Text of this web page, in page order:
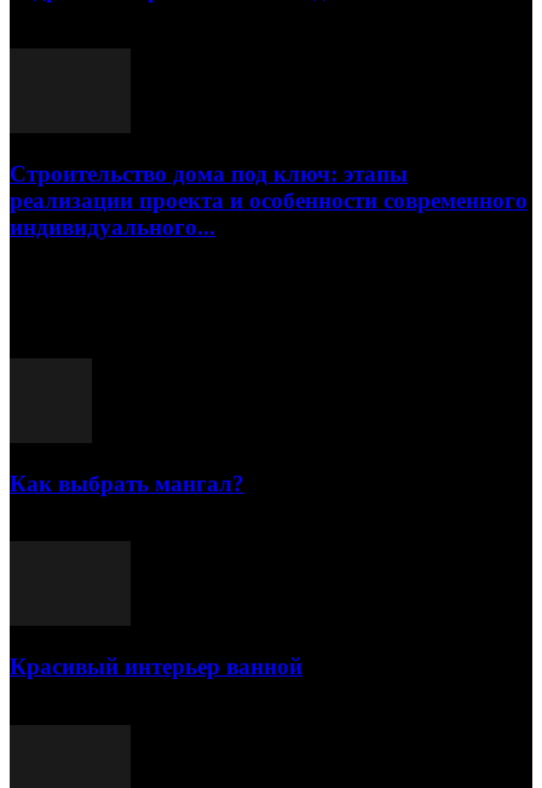
Строительство дома под ключ: этапы
реализации проекта и особенности современного
индивидуального...
Как выбрать мангал?
Красивый интерьер ванной